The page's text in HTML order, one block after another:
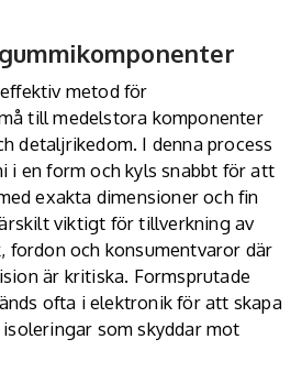
metod för
till medelstora komponenter
detaljrikedom. I denna process
i en form och kyls snabbt för att
exakta dimensioner och fin
viktigt för tillverkning av
fordon och konsumentvaror där
är kritiska. Formsprutade
ofta i elektronik för att skapa
som skyddar mot